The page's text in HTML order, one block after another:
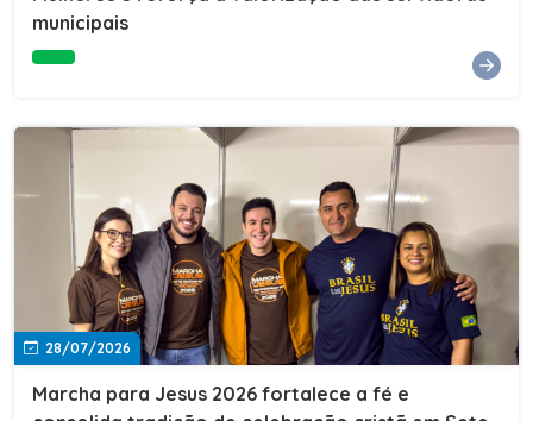
Cultura, Esporte e Lazer, Paulo Thomas, prestigiou os
compromisso da nossa gestão com a inclusão,
oferecendo a jovens e adultos a oportunidade de
concluir seus estudos e construir um futuro melhor.
Cada certificado entregue simboliza esforço,
determinação e a certeza de que investir em educação
é investir no desenvolvimento de Sete Barras."A
Prefeitura de Sete Barras também agradeceu ao SESI,
parceiro fundamental na retomada e ampliação da
Educação de Jovens e Adultos, aos professores, à
equipe da Secretaria Municipal de Educação e a todos
os profissionais que contribuíram para que esse
importante projeto voltasse a transformar a vida de
municipais
28/07/2026
Marcha para Jesus 2026 fortalece a fé e